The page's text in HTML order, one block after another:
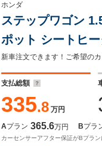
ホンダ
ステップワゴン
ポット シートヒ
ンシング LEDヘ
ーキ
支払総額
335.8 万円
Aプラン 365.6万円 Bプラ
カーセンサーアフター保証がBプラ